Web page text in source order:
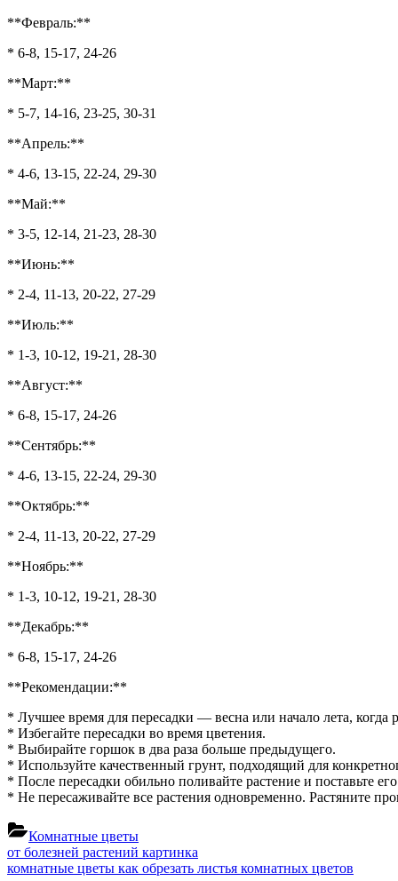
**Февраль:**
* 6-8, 15-17, 24-26
**Март:**
* 5-7, 14-16, 23-25, 30-31
**Апрель:**
* 4-6, 13-15, 22-24, 29-30
**Май:**
* 3-5, 12-14, 21-23, 28-30
**Июнь:**
* 2-4, 11-13, 20-22, 27-29
**Июль:**
* 1-3, 10-12, 19-21, 28-30
**Август:**
* 6-8, 15-17, 24-26
**Сентябрь:**
* 4-6, 13-15, 22-24, 29-30
**Октябрь:**
* 2-4, 11-13, 20-22, 27-29
**Ноябрь:**
* 1-3, 10-12, 19-21, 28-30
**Декабрь:**
* 6-8, 15-17, 24-26
**Рекомендации:**
* Лучшее время для пересадки — весна или начало лета, когда
* Избегайте пересадки во время цветения.
* Выбирайте горшок в два раза больше предыдущего.
* Используйте качественный грунт, подходящий для
* После пересадки обильно поливайте растение и поставьте
* Не пересаживайте все растения одновременно. Растяните
Комнатные цветы
Навигация
Previous
Post:
от болезней растений картинка
Next
комнатные цветы как обрезать листья комнатных цветов